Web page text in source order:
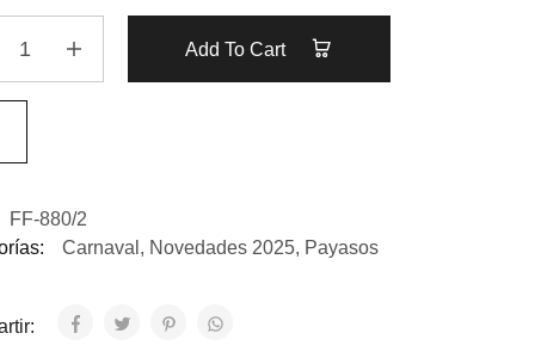
Add To Cart
FF-880/2
Carnaval , Novedades 2025, Payasos